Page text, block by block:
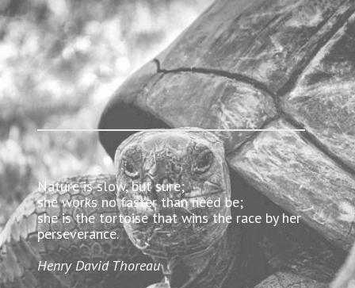
Nature is slow, but sure;
she works no faster than need be;
she is the tortoise that wins the race by her
perseverance.
Henry David Thoreau